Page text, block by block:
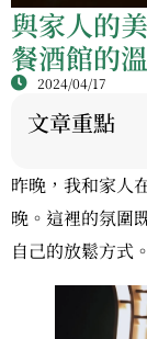
與家人的
餐酒館的
2024/04/17
文章重點
昨晚，我和家人
晚。這裡的氛圍
自己的放鬆方式。